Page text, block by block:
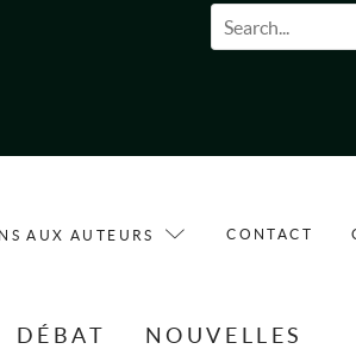
AUX AUTEURS CONTACT
DÉBAT NOUVELLES